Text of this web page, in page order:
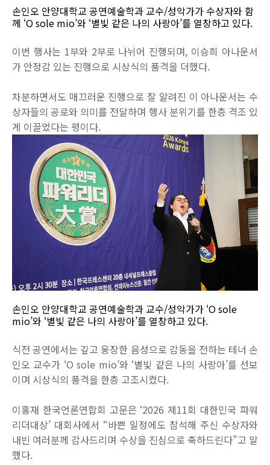
손인오 안양대학교 공연예술학과 교수/성악가가 수상자와 함
께 ‘O sole mio’와 ‘별빛 같은 나의 사랑아’를 열창하고 있다.
이번 행사는 1부와 2부로 나뉘어 진행되며, 이승희 아나운서
가 안정감 있는 진행으로 시상식의 품격을 더했다.
차분하면서도 매끄러운 진행으로 잘 알려진 이 아나운서는 수
상자들의 공로와 의미를 전달하며 행사 분위기를 한층 격조 있
게 이끌었다는 평이다.
손인오 안양대학교 공연예술학과 교수/성악가가 ‘O sole
mio’와 ‘별빛 같은 나의 사랑아’를 열창하고 있다.
식전 공연에서는 깊고 웅장한 음성으로 감동을 전하는 테너 손
인오 교수가 ‘O sole mio’와 ‘별빛 같은 나의 사랑아’를 선보
이며 시상식의 품격을 한층 고조시켰다.
이홍재 한국언론연합회 고문은 ‘2026 제11회 대한민국 파워
리더대상’ 대회사에서 “바쁜 일정에도 참석해 주신 수상자와
내빈 여러분께 감사드리며 수상을 진심으로 축하드린다”고 말
했다.